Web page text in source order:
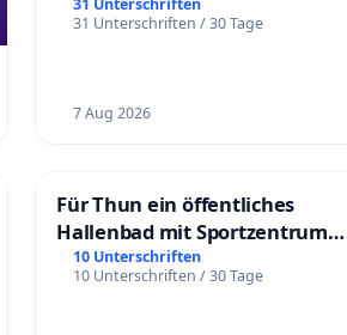
31 Unterschriften / 30 Tage
7 Aug 2026
Für Thun ein öffentliches
Hallenbad mit Sportzentrum
schaffen
10 Unterschriften
10 Unterschriften / 30 Tage